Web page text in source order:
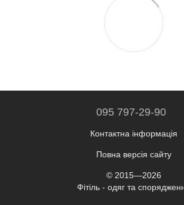
095 797-29-90
Контактна інформація
Повна версія сайту
© 2015—2026
Фітіль - одяг та